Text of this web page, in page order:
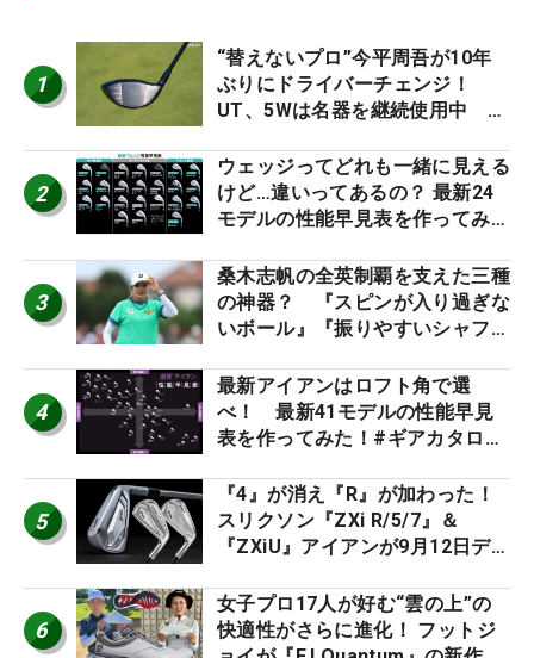
1
“替えないプロ”今平周吾が10年
ぶりにドライバーチェンジ！
UT、5Wは名器を継続使用中 #
2
ウェッジってどれも一緒に見える
けど…違いってあるの？ 最新24
モデルの性能早見表を作ってみ
3
桑木志帆の全英制覇を支えた三種
の神器？ 『スピンが入り過ぎな
いボール』『振りやすいシャフ
ー』 #女子プロセッティング
4
最新アイアンはロフト角で選
べ！ 最新41モデルの性能早見
表を作ってみた！#ギアカタログ
5
『4』が消え『R』が加わった！
スリクソン『ZXi R/5/7』＆
『ZXiU』アイアンが9月12日デ
6
女子プロ17人が好む“雲の上”の
快適性がさらに進化！ フットジ